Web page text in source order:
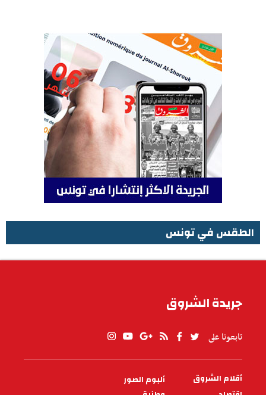
الطقس في تونس
جريدة الشروق
تابعونا على
PIED
أقلام الشروق
ألبوم الصور